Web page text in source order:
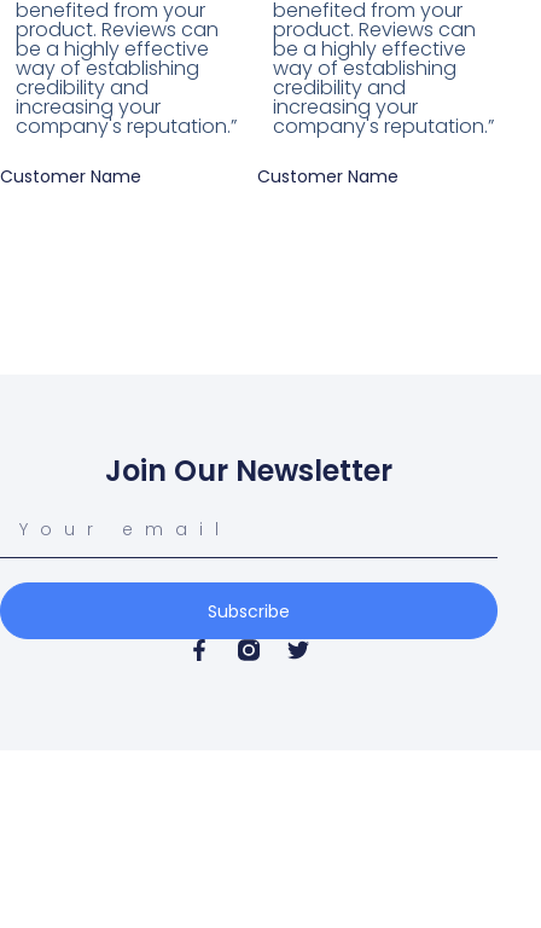
benefited from your
product. Reviews can
be a highly effective
way of establishing
credibility and
increasing your
company's reputation.”
Customer Name
benefited from your
product. Reviews can
be a highly effective
way of establishing
credibility and
increasing your
company's reputation.”
Customer Name
Join Our Newsletter
Subscribe